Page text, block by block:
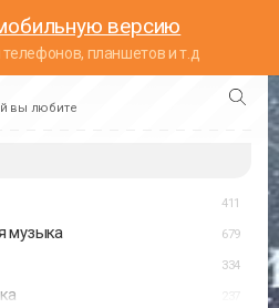
версию
планшетов и т.д
вы любите
411
музыка 679
334